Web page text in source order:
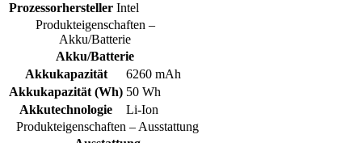
Prozessorhersteller Intel
Produkteigenschaften –
Akku/Batterie
Akku/Batterie
Akkukapazität
6260 mAh
Akkukapazität (Wh) 50 Wh
Akkutechnologie
Li-Ion
Produkteigenschaften – Ausstattung